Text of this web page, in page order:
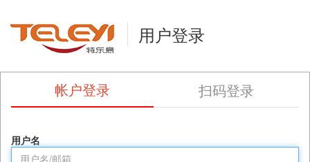
用户登录
帐户登录 扫码登录
用户名